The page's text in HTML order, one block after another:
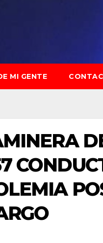
MI GENTE